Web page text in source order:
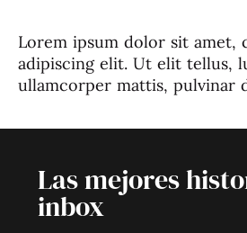
Lorem ipsum dolor sit amet,
adipiscing elit. Ut elit tellus,
ullamcorper mattis, pulvinar
Las mejores
inbox